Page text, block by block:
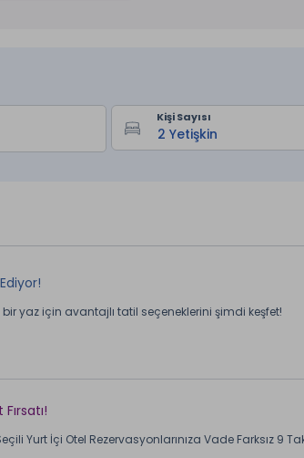
Kişi Sayısı
yaz için avantajlı tatil seçeneklerini şimdi keşfet!
Yurt İçi Otel Rezervasyonlarınıza Vade Farksız 9